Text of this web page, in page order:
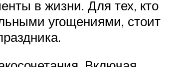
в жизни. Для тех, кто
угощениями, стоит